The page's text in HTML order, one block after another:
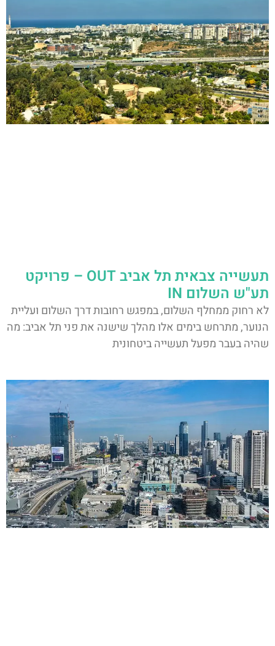
תעשייה צבאית תל אביב OUT – פרויקט
תע"ש השלום IN
לא רחוק ממחלף השלום, במפגש רחובות דרך השלום ועליית
הנוער, מתרחש בימים אלו מהלך שישנה את פני תל אביב: מה
שהיה בעבר מפעל תעשייה ביטחונית